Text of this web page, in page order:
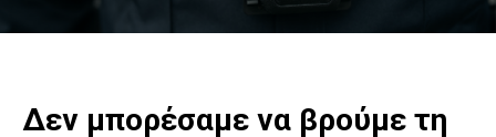
Δεν μπορέσαμε να βρούμε τη